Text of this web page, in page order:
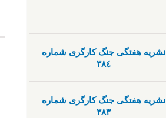
نشریە هفتگی جنگ کارگری شمارە
٣٨٤
نشریە هفتگی جنگ کارگری شمارە
٣٨٣